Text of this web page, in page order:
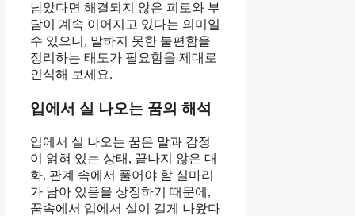
남았다면 해결되지 않은 피로와 부
담이 계속 이어지고 있다는 의미일
수 있으니, 말하지 못한 불편함을
정리하는 태도가 필요함을 제대로
인식해 보세요.
입에서 실 나오는 꿈의 해석
입에서 실 나오는 꿈은 말과 감정
이 얽혀 있는 상태, 끝나지 않은 대
화, 관계 속에서 풀어야 할 실마리
가 남아 있음을 상징하기 때문에,
꿈속에서 입에서 실이 길게 나왔다